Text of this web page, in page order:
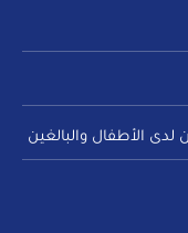
لدى الأطفال والبالغين